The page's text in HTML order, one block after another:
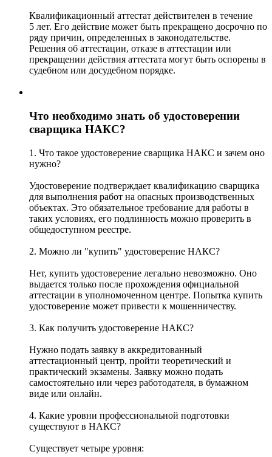
Квалификационный аттестат действителен в течение
5 лет. Его действие может быть прекращено досрочно по
ряду причин, определенных в законодательстве.
Решения об аттестации, отказе в аттестации или
прекращении действия аттестата могут быть оспорены в
судебном или досудебном порядке.
Что необходимо знать об удостоверении
сварщика НАКС?
1. Что такое удостоверение сварщика НАКС и зачем оно
нужно?
Удостоверение подтверждает квалификацию сварщика
для выполнения работ на опасных производственных
объектах. Это обязательное требование для работы в
таких условиях, его подлинность можно проверить в
общедоступном реестре.
2. Можно ли "купить" удостоверение НАКС?
Нет, купить удостоверение легально невозможно. Оно
выдается только после прохождения официальной
аттестации в уполномоченном центре. Попытка купить
удостоверение может привести к мошенничеству.
3. Как получить удостоверение НАКС?
Нужно подать заявку в аккредитованный
аттестационный центр, пройти теоретический и
практический экзамены. Заявку можно подать
самостоятельно или через работодателя, в бумажном
виде или онлайн.
4. Какие уровни профессиональной подготовки
существуют в НАКС?
Существует четыре уровня: